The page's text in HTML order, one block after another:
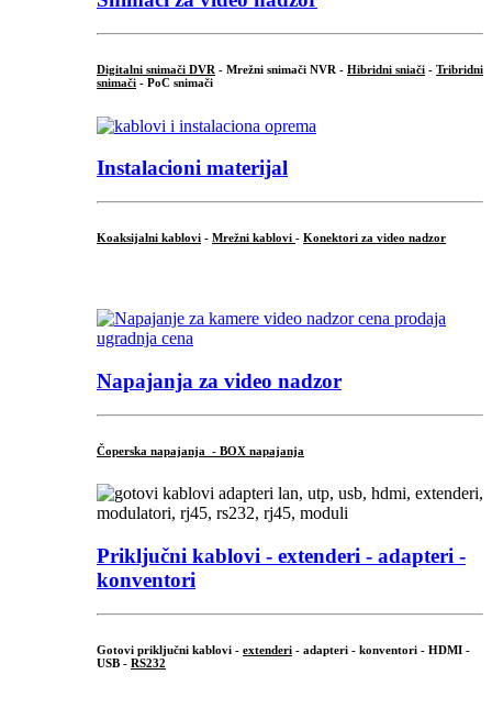
Digitalni snimači DVR - Mrežni snimači NVR - Hibridni sniači - Tribridni
snimači - PoC snimači
Instalacioni materijal
Koaksijalni kablovi - Mrežni kablovi - Konektori za video nadzor
Napajanja za video nadzor
Čoperska napajanja - BOX napajanja
Priključni kablovi - extenderi - adapteri -
konventori
Gotovi priključni kablovi - extenderi - adapteri - konventori - HDMI -
USB - RS232